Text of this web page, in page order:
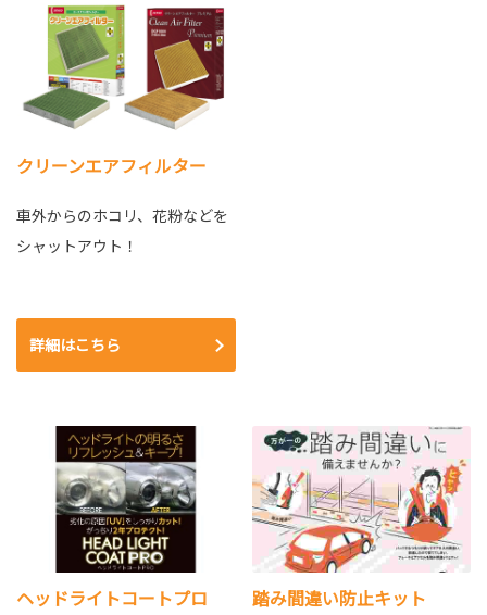
クリーンエアフィルター
車外からのホコリ、花粉などを
シャットアウト！
詳細はこちら
ヘッドライトコートプロ 踏み間違い防止キット